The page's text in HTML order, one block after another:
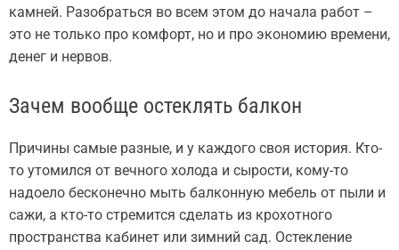
камней. Разобраться во всем этом до начала работ –
это не только про комфорт, но и про экономию времени,
денег и нервов.
Зачем вообще остеклять балкон
Причины самые разные, и у каждого своя история. Кто-
то утомился от вечного холода и сырости, кому-то
надоело бесконечно мыть балконную мебель от пыли и
сажи, а кто-то стремится сделать из крохотного
пространства кабинет или зимний сад. Остекление